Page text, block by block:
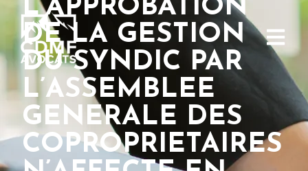
L’APPROBATION
DE LA GESTION
DU SYNDIC PAR
L’ASSEMBLEE
GENERALE DES
COPROPRIETAIRES